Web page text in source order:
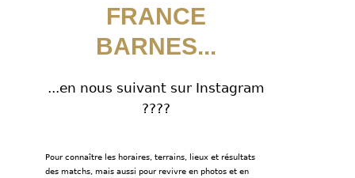
FRANCE
BARNES...
...en nous suivant sur Instagram
????
Pour connaître les horaires, terrains, lieux et résultats
des matchs, mais aussi pour revivre en photos et en